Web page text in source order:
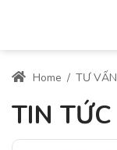
Home / TƯ VẤN
TIN TỨC